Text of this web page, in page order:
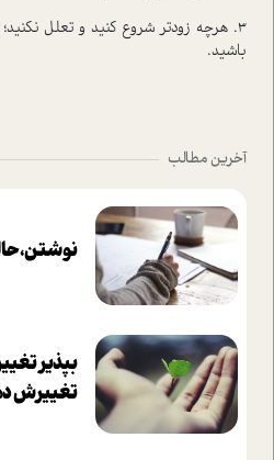
3. هر‌چه زودتر شروع کنید و تعلل
باشید.
آخرین مطالب
نوشتن،
بپذير
تغييرش